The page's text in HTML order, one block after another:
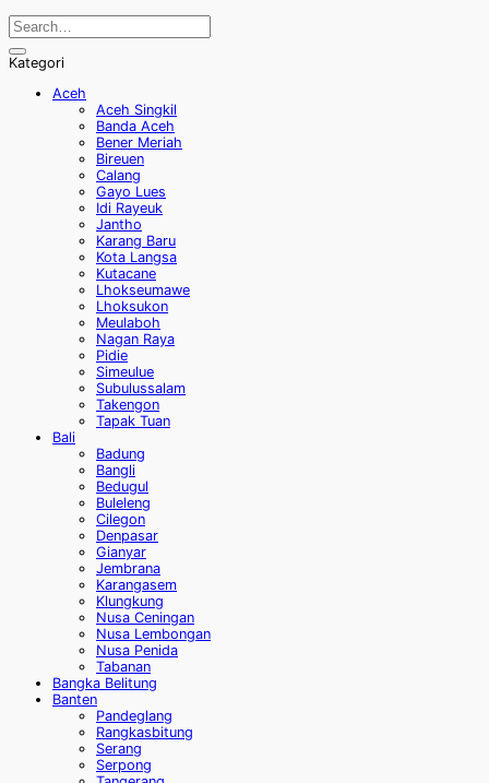
Kategori
Aceh
Aceh Singkil
Banda Aceh
Bener Meriah
Bireuen
Calang
Gayo Lues
Idi Rayeuk
Jantho
Karang Baru
Kota Langsa
Kutacane
Lhokseumawe
Lhoksukon
Meulaboh
Nagan Raya
Pidie
Simeulue
Subulussalam
Takengon
Tapak Tuan
Bali
Badung
Bangli
Bedugul
Buleleng
Cilegon
Denpasar
Gianyar
Jembrana
Karangasem
Klungkung
Nusa Ceningan
Nusa Lembongan
Nusa Penida
Tabanan
Bangka Belitung
Banten
Pandeglang
Rangkasbitung
Serang
Serpong